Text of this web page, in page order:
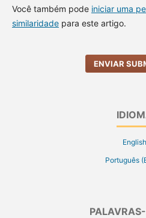
Você também pode iniciar uma
similaridadepara este artigo.
ENVIAR
English
Português